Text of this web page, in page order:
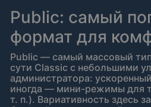
Public: самый
формат для
Public — самый массовый
сути Classic с небольшими
администратора:
иногда — мини-режимы для
т. п.). Вариативность здесь